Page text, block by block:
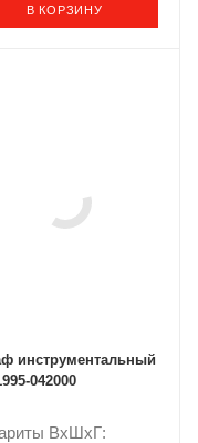
В КОРЗИНУ
инструментальный
042000
ВxШxГ: